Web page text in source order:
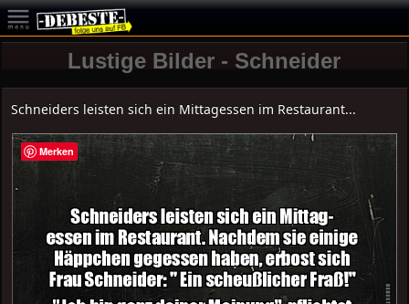
Lustige Bilder - Schneider
Schneiders leisten sich ein Mittagessen im Restaurant...
Merken